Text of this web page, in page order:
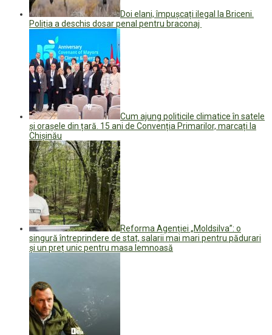
Doi elani, împușcați ilegal la Briceni.
Poliția a deschis dosar penal pentru braconaj
Cum ajung politicile climatice în satele
și orașele din țară. 15 ani de Convenția Primarilor, marcați la
Chișinău
Reforma Agenției „Moldsilva”: o
singură întreprindere de stat, salarii mai mari pentru pădurari
și un preț unic pentru masa lemnoasă